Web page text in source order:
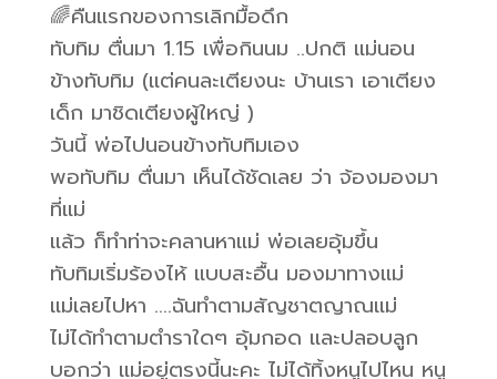
🌈คืนแรกของการเลิกมื้อดึก
ทับทิม ตื่นมา 1.15 เพื่อกินนม ..ปกติ แม่นอน
ข้างทับทิม (แต่คนละเตียงนะ บ้านเรา เอาเตียง
เด็ก มาชิดเตียงผู้ใหญ่ )
วันนี้ พ่อไปนอนข้างทับทิมเอง
พอทับทิม ตื่นมา เห็นได้ชัดเลย ว่า จ้องมองมา
ที่แม่
แล้ว ก็ทำท่าจะคลานหาแม่ พ่อเลยอุ้มขึ้น
ทับทิมเริ่มร้องไห้ แบบสะอื้น มองมาทางแม่
แม่เลยไปหา ….ฉันทำตามสัญชาตญาณแม่
ไม่ได้ทำตามตำราใดๆ อุ้มกอด และปลอบลูก
บอกว่า แม่อยู่ตรงนี้นะคะ ไม่ได้ทิ้งหนูไปไหน หนู